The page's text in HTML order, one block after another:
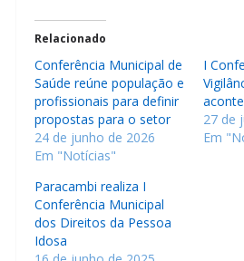
Relacionado
Conferência Municipal de
Saúde reúne população e
profissionais para definir
propostas para o setor
24 de junho de 2026
Em "Notícias"
I
27 de
Em
Paracambi realiza I
Conferência Municipal
dos Direitos da Pessoa
Idosa